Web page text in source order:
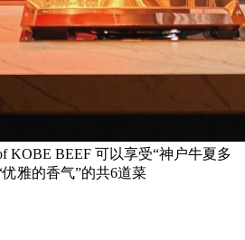
KOBE BEEF 可以享受“神户牛夏多
雅的香气”的共6道菜